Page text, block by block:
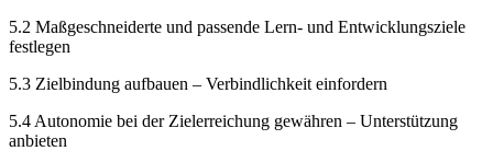
5.2 Maßgeschneiderte und passende Lern- und Entwicklungsziele
festlegen
5.3 Zielbindung aufbauen – Verbindlichkeit einfordern
5.4 Autonomie bei der Zielerreichung gewähren – Unterstützung
anbieten